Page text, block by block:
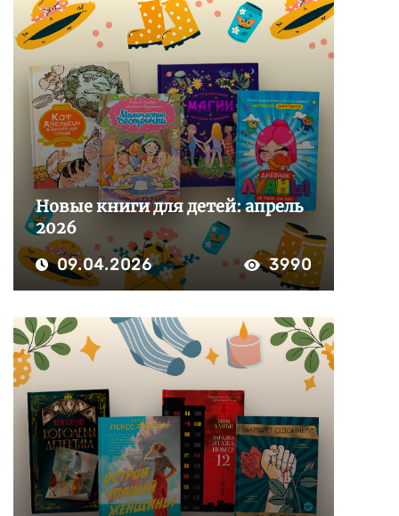
Новые книги для детей: апрель
2026
09.04.2026 3990